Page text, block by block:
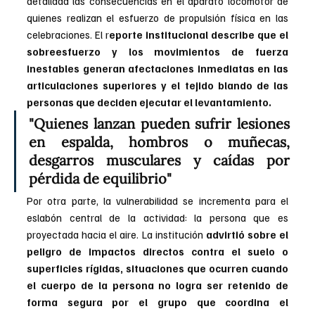
quienes realizan el esfuerzo de propulsión física en las
celebraciones. El reporte institucional describe que el
sobreesfuerzo y los movimientos de fuerza
inestables generan afectaciones inmediatas en las
articulaciones superiores y el tejido blando de las
personas que deciden ejecutar el levantamiento.
"Quienes lanzan pueden sufrir lesiones
en espalda, hombros o muñecas,
desgarros musculares y caídas por
pérdida de equilibrio"
Por otra parte, la vulnerabilidad se incrementa para el
eslabón central de la actividad: la persona que es
proyectada hacia el aire. La institución advirtió sobre el
peligro de impactos directos contra el suelo o
superficies rígidas, situaciones que ocurren cuando
el cuerpo de la persona no logra ser retenido de
forma segura por el grupo que coordina el